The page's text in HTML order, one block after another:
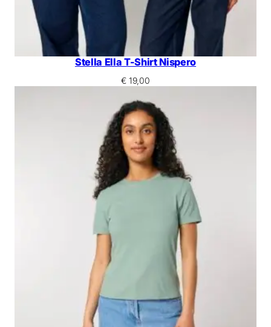
Stella Ella T-Shirt Nispero
€19,00